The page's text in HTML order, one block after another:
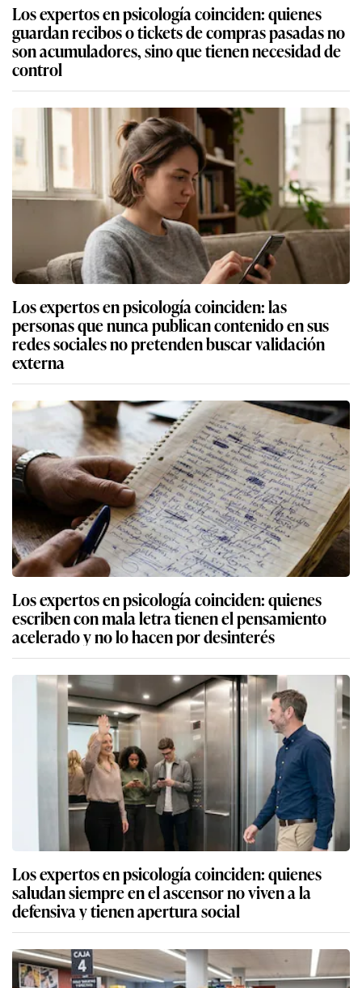
Los expertos en psicología coinciden: quienes
guardan recibos o tickets de compras pasadas no
son acumuladores, sino que tienen necesidad de
control
Los expertos en psicología coinciden: las
personas que nunca publican contenido en sus
redes sociales no pretenden buscar validación
externa
Los expertos en psicología coinciden: quienes
escriben con mala letra tienen el pensamiento
acelerado y no lo hacen por desinterés
Los expertos en psicología coinciden: quienes
saludan siempre en el ascensor no viven a la
defensiva y tienen apertura social